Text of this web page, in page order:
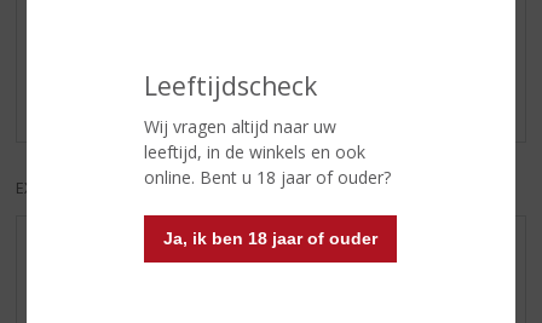
Leeftijdscheck
Wij vragen altijd naar uw
leeftijd, in de winkels en ook
online. Bent u 18 jaar of ouder?
Ja, ik ben 18 jaar of ouder
Er zijn nog geen reviews geplaatst voor dit product
EXCL. BTW INCL. BTW